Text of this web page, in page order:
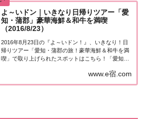
よ～いドン｜いきなり日帰りツアー「愛
知・蒲郡」豪華海鮮＆和牛を満喫
（2016/8/23）
2016年8月23日の『よ～いドン！』、いきなり！日
帰りツアー「愛知・蒲郡の旅！豪華海鮮＆和牛を満
喫」で取り上げられたスポットはこちら！「愛知・
ー』は愛知・蒲郡（がまごおり）。大正区のイズオ
商店街からスタート。 国内・海外旅行はエイチ...
www.e宿.com